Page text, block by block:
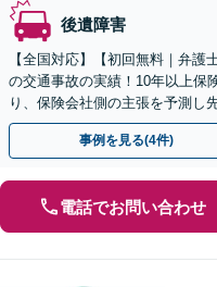
後遺障害
【全国対応】【初回無料｜弁
の交通事故の実績！10年以上保
り、保険会社側の主張を予測し
ムとなり示談交渉、休業損害、
事例を見る(4件)
電話でお問い合わせ